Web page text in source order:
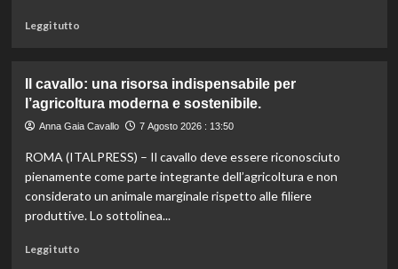
umanitari”.
Leggi tuttoLeggi
Controllo
qualità
olio
vino:
l’IRVO
potenzia
per
Il cavallo: una risorsa indispensabile per
l’agricoltura moderna e sostenibile.
Anna Gaia Cavallo 7 Agosto 2026 : 13:50
ROMA (ITALPRESS) – Il cavallo deve essere riconosciuto
pienamente come parte integrante dell’agricoltura e non
considerato un animale marginale rispetto alle filiere
produttive. Lo sottolinea...
Leggi tuttoLeggi